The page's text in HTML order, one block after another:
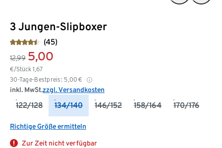
3 Jungen-Slipboxer
(45)
12,99 5,00
€/Stück 1,67
30-Tage-Bestpreis: 5,00 €
inkl. MwSt.zzgl. Versandkosten
122/128 134/140 146/152 158/164 170/176
Richtige Größe ermitteln
Zur Zeit nicht verfügbar